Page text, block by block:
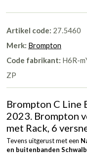
Artikel code: 27.5460
Merk: Brompton
Code fabrikant: H6R-
ZP
Brompton C Line
2023. Brompton
met Rack, 6
Tevens uitgerust met een
en buitenbanden